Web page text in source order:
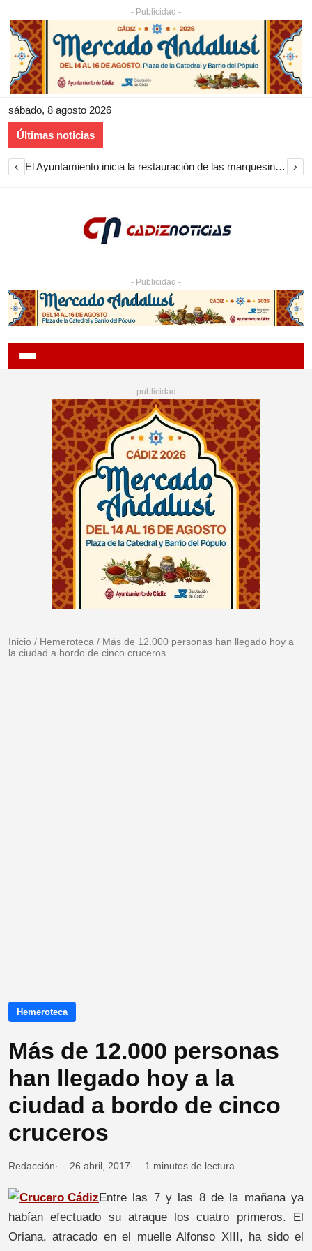
- Publicidad -
sábado, 8 agosto 2026
Últimas noticias
‹ El Ayuntamiento inicia la restauración de las marquesinas de Plaza Esteve para volver a instalarlas en el centro de Jerez ›
- Publicidad -
- publicidad -
Inicio / Hemeroteca / Más de 12.000 personas han llegado hoy a
la ciudad a bordo de cinco cruceros
Hemeroteca
Más de 12.000 personas
han llegado hoy a la
ciudad a bordo de cinco
cruceros
Redacción 26 abril, 2017 1 minutos de lectura
Entre las 7 y las 8 de la mañana ya
habían efectuado su atraque los cuatro primeros. El
Oriana, atracado en el muelle Alfonso XIII, ha sido el